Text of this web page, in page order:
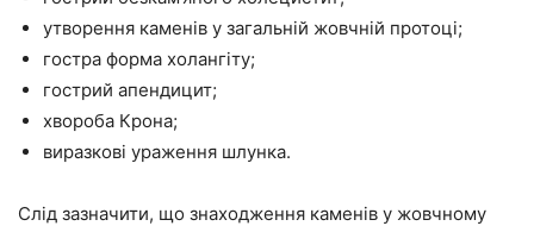
утворення каменів у загальній жовчній протоці;
гостра форма холангіту;
гострий апендицит;
хвороба Крона;
виразкові ураження шлунка.
Слід зазначити, що знаходження каменів у жовчному